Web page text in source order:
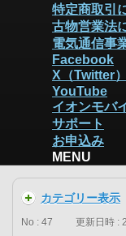
特定商取引
古物営業法
電気通信事
Facebook
X（Twitter）
YouTube
イオンモバ
サポート
お申込み
MENU
カテゴリー表示
No : 47 更新日時 :